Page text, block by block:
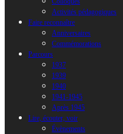
Activités pédagogiques
Faire reconnaître
Anniversaires
Commémorations
Parcours
1937
1939
1940
1941-1945
Après 1945
Lire, écouter, voir
Évènements